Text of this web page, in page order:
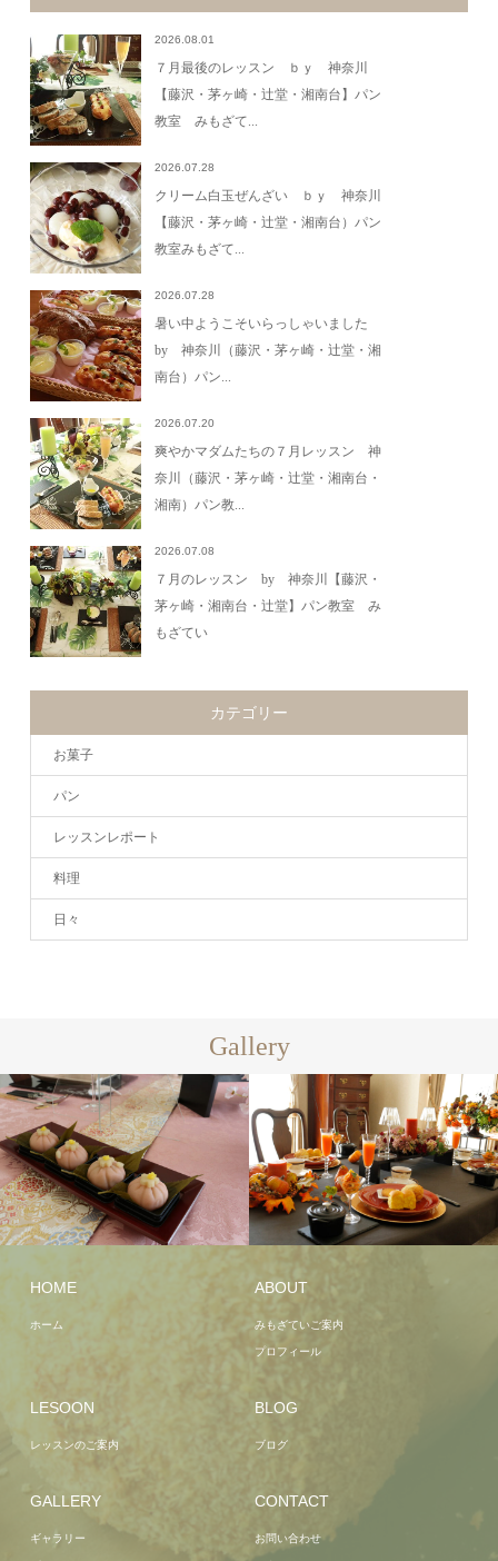
2026.08.01
７月最後のレッスン ｂｙ 神奈川
【藤沢・茅ヶ崎・辻堂・湘南台】パン
教室 みもざて...
2026.07.28
クリーム白玉ぜんざい ｂｙ 神奈川
【藤沢・茅ヶ崎・辻堂・湘南台）パン
教室みもざて...
2026.07.28
暑い中ようこそいらっしゃいました
by 神奈川（藤沢・茅ヶ崎・辻堂・湘
南台）パン...
2026.07.20
爽やかマダムたちの７月レッスン 神
奈川（藤沢・茅ヶ崎・辻堂・湘南台・
湘南）パン教...
2026.07.08
７月のレッスン by 神奈川【藤沢・
茅ヶ崎・湘南台・辻堂】パン教室 み
もざてい
カテゴリー
お菓子
パン
レッスンレポート
料理
日々
Gallery
HOME
ホーム
ABOUT
みもざていご案内
プロフィール
LESOON
レッスンのご案内
BLOG
ブログ
GALLERY
ギャラリー
CONTACT
お問い合わせ